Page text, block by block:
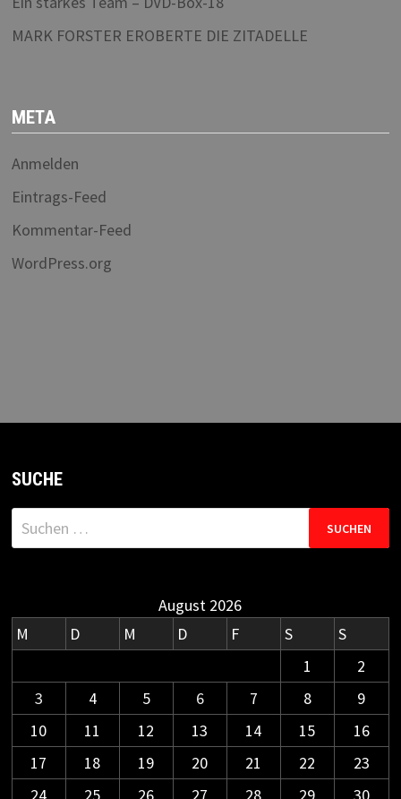
MARK FORSTER EROBERTE DIE ZITADELLE
META
Anmelden
Eintrags-Feed
Kommentar-Feed
WordPress.org
SUCHE
Suchen
nach:
August 2026
M
D M D F S
S
1
2
3
4 5 6 7 8
9
10
11 12 13 14 15
16
17
18 19 20 21 22
23